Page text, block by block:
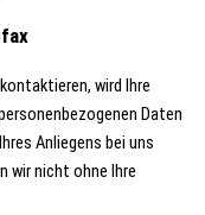
wird Ihre
Daten
Anliegens bei uns
wir nicht ohne Ihre